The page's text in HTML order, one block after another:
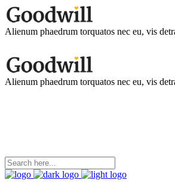
Alienum phaedrum torquatos nec eu, vis
Alienum phaedrum torquatos nec eu, vis